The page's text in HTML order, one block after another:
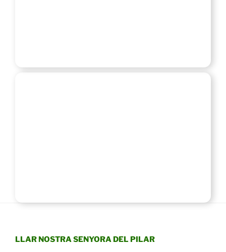
LLAR NOSTRA SENYORA DEL PILAR